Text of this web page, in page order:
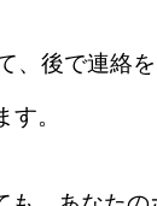
、後で連絡
。